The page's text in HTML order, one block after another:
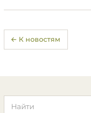
← К новостям